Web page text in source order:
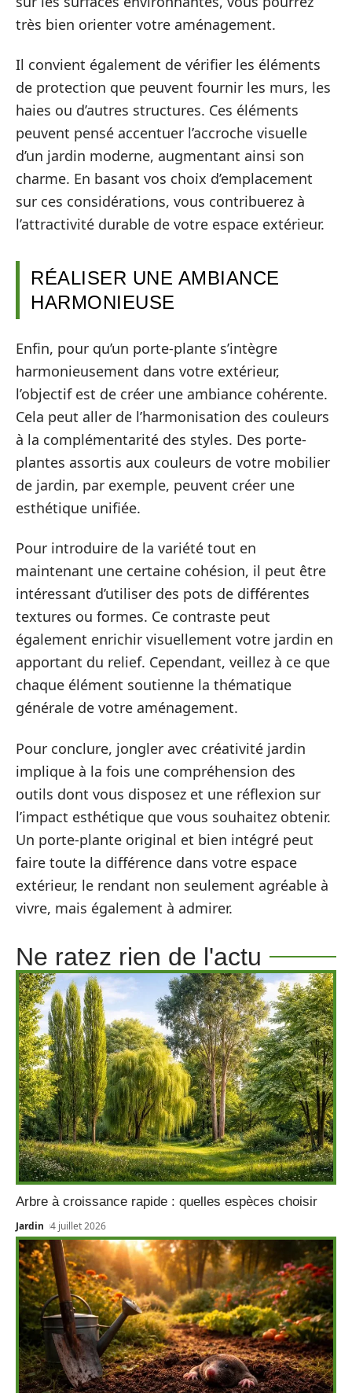
très bien orienter votre aménagement.
Il convient également de vérifier les éléments
de protection que peuvent fournir les murs, les
haies ou d’autres structures. Ces éléments
peuvent pensé accentuer l’accroche visuelle
d’un jardin moderne, augmentant ainsi son
charme. En basant vos choix d’emplacement
sur ces considérations, vous contribuerez à
l’attractivité durable de votre espace extérieur.
RÉALISER UNE AMBIANCE
HARMONIEUSE
Enfin, pour qu’un porte-plante s’intègre
harmonieusement dans votre extérieur,
l’objectif est de créer une ambiance cohérente.
Cela peut aller de l’harmonisation des couleurs
à la complémentarité des styles. Des porte-
plantes assortis aux couleurs de votre mobilier
de jardin, par exemple, peuvent créer une
esthétique unifiée.
Pour introduire de la variété tout en
maintenant une certaine cohésion, il peut être
intéressant d’utiliser des pots de différentes
textures ou formes. Ce contraste peut
également enrichir visuellement votre jardin en
apportant du relief. Cependant, veillez à ce que
chaque élément soutienne la thématique
générale de votre aménagement.
Pour conclure, jongler avec créativité jardin
implique à la fois une compréhension des
outils dont vous disposez et une réflexion sur
l’impact esthétique que vous souhaitez obtenir.
Un porte-plante original et bien intégré peut
faire toute la différence dans votre espace
extérieur, le rendant non seulement agréable à
vivre, mais également à admirer.
Ne ratez rien de l'actu
Arbre à croissance rapide : quelles espèces choisir
Jardin 4 juillet 2026